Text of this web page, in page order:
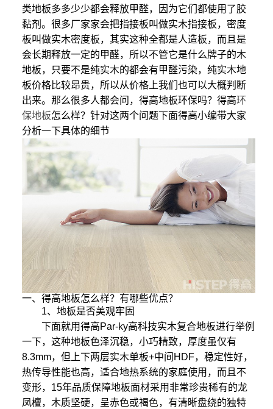
类地板多多少少都会释放甲醛，因为它们都使用了胶
黏剂。很多厂家家会把指接板叫做实木指接板，密度
板叫做实木密度板，其实这种全都是人造板，而且是
会长期释放一定的甲醛，所以不管它是什么牌子的木
地板，只要不是纯实木的都会有甲醛污染，纯实木地
板价格比较昂贵，所以从价格上我们也可以大概判断
出来。那么很多人都会问，得高地板环保吗？得高环
保地板怎么样？针对这两个问题下面得高小编带大家
分析一下具体的细节
一、得高地板怎么样？有哪些优点？
1、地板是否美观牢固
下面就用得高Par-ky高科技实木复合地板进行举例
一下，这种地板色泽沉稳，小巧精致，厚度虽仅有
8.3mm，但上下两层实木单板+中间HDF，稳定性好，
热传导性能也高，适合地热系统的家庭使用，而且不
变形，15年品质保障地板面材采用非常珍贵稀有的龙
凤檀，木质坚硬，呈赤色或褐色，有清晰盘绕的独特